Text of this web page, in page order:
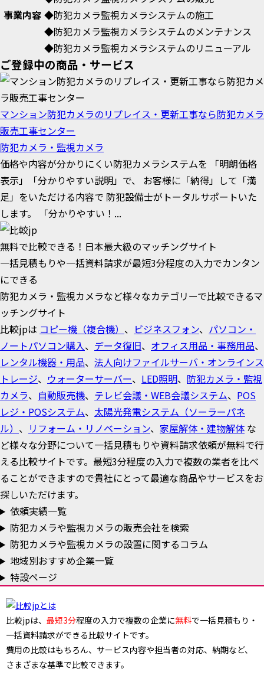
事業内容 ◆防犯カメラ監視カメラシステムの施工
◆防犯カメラ監視カメラシステムのメンテナンス
◆防犯カメラ監視カメラシステムのリニューアル
ご登録中の商品・サービス
マンション防犯カメラのリプレイス・更新工事なら防犯カメラ
販売工事センター
防犯カメラ・監視カメラ
価格や内容が分かりにくい防犯カメラシステムを 「明朗価格
表示」「分かりやすい説明」で、 お客様に「納得」して「満
足」をいただける内容で 防犯設備士がトータルサポートいた
します。 「分かりやすい！...
無料で比較できる！日本最大級のマッチングサイト
一括見積もりや一括資料請求が最短3分程度の入力でカンタン
にできる
防犯カメラ・監視カメラなど様々なカテゴリーで比較できるマ
ッチングサイト
比較jpは コピー機（複合機） 、 ビジネスフォン、 パソコン・
ノートパソコン購入、 データ復旧、 オフィス用品・事務用品、
レンタル機器・用品、 法人向けファイルサーバ・オンラインス
トレージ、 ウォーターサーバー、 LED照明、 防犯カメラ・監視
カメラ、 自動販売機、 テレビ会議・WEB会議システム、 POS
レジ・POSシステム、 太陽光発電システム（ソーラーパネ
ル） 、 リフォーム・リノベーション、 家屋解体・建物解体 な
ど様々な分野について一括見積もりや資料請求依頼が無料で行
える比較サイトです。最短3分程度の入力で複数の業者を比べ
ることができますので貴社にとって最適な商品やサービスをお
探しいただけます。
依頼実績一覧
防犯カメラや監視カメラの販売会社を検索
防犯カメラや監視カメラの設置に関するコラム
地域別おすすめ企業一覧
特設ページ
比較jpは、 最短3分程度の入力で複数の企業に無料で一括見積もり・
一括資料請求ができる比較サイトです。
費用の比較はもちろん、サービス内容や担当者の対応、納期など、
さまざまな基準で比較できます。